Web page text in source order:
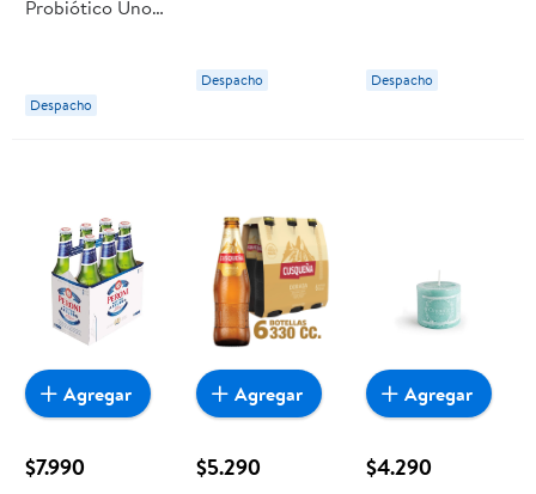
Probiótico Uno
Soprole
Despacho
Despacho
Loncoleche
Despacho
$7.990
Agregar
$5.290
Agregar
$4.290
Agregar